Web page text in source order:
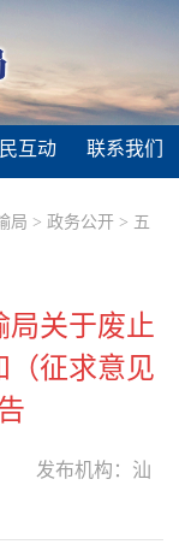
互动 联系我们
局 >政务公开 > 五
局关于废止
（征求意见
发布机构： 汕